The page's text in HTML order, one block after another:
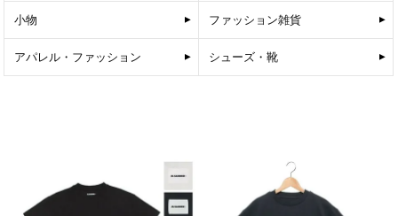
小物 ファッション雑貨
アパレル・ファッション シューズ・靴